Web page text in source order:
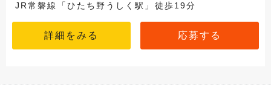
JR常磐線「ひたち野うしく駅」徒歩19分
詳細をみる 応募する